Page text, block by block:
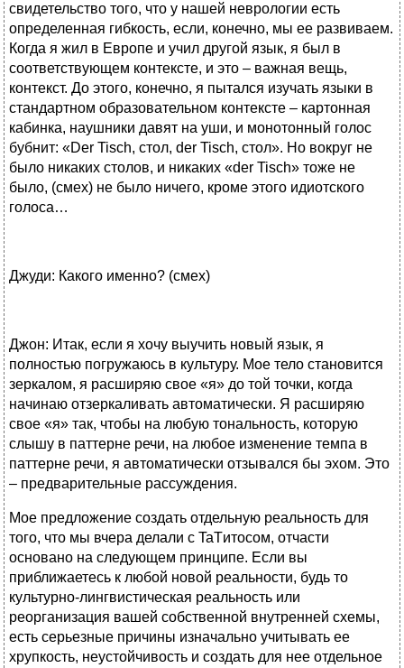
свидетельство того, что у нашей неврологии есть
определенная гибкость, если, конечно, мы ее развиваем.
Когда я жил в Европе и учил другой язык, я был в
соответствующем контексте, и это – важная вещь,
контекст. До этого, конечно, я пытался изучать языки в
стандартном образовательном контексте – картонная
кабинка, наушники давят на уши, и монотонный голос
бубнит: «Der Tisch, стол, der Tisch, стол». Но вокруг не
было никаких столов, и никаких «der Tisch» тоже не
было, (смех) не было ничего, кроме этого идиотского
голоса…
Джуди: Какого именно? (смех)
Джон: Итак, если я хочу выучить новый язык, я
полностью погружаюсь в культуру. Мое тело становится
зеркалом, я расширяю свое «я» до той точки, когда
начинаю отзеркаливать автоматически. Я расширяю
свое «я» так, чтобы на любую тональность, которую
слышу в паттерне речи, на любое изменение темпа в
паттерне речи, я автоматически отзывался бы эхом. Это
– предварительные рассуждения.
Мое предложение создать отдельную реальность для
того, что мы вчера делали с TaTитосом, отчасти
основано на следующем принципе. Если вы
приближаетесь к любой новой реальности, будь то
культурно-лингвистическая реальность или
реорганизация вашей собственной внутренней схемы,
есть серьезные причины изначально учитывать ее
хрупкость, неустойчивость и создать для нее отдельное